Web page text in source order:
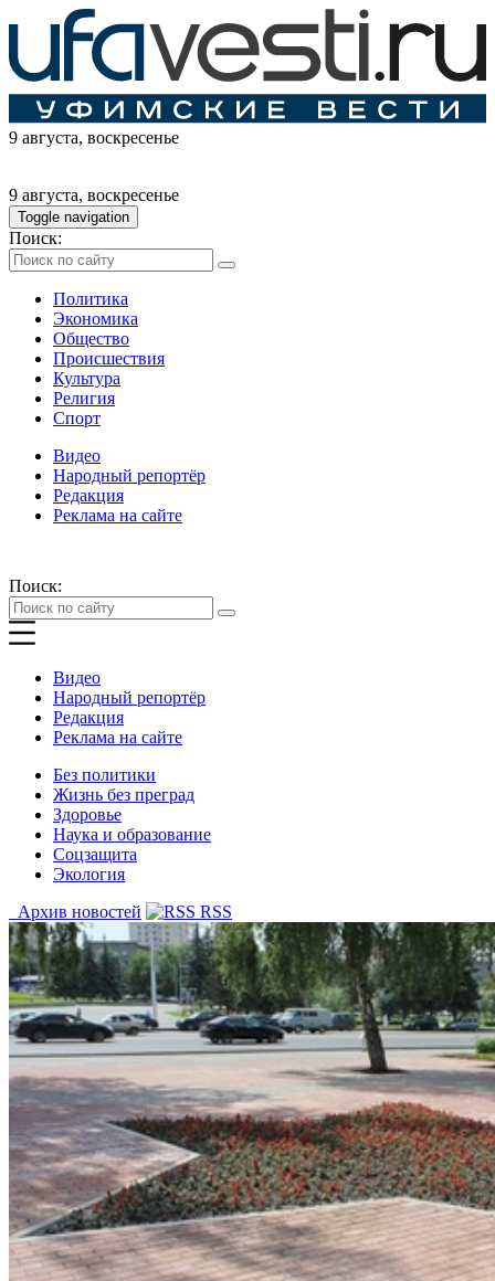
9 августа, воскресенье
9 августа, воскресенье
Toggle navigation
Поиск:
Политика
Экономика
Общество
Происшествия
Культура
Религия
Спорт
Видео
Народный репортёр
Редакция
Реклама на сайте
Поиск:
Видео
Народный репортёр
Редакция
Реклама на сайте
Без политики
Жизнь без преград
Здоровье
Наука и образование
Соцзащита
Экология
Архив новостей
RSS